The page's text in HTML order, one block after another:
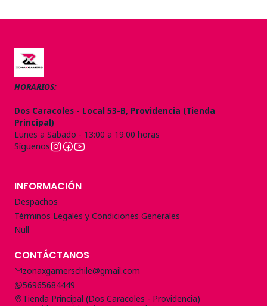
HORARIOS:
Dos Caracoles - Local 53-B, Providencia (Tienda
Principal)
Lunes a Sabado - 13:00 a 19:00 horas
Síguenos
INFORMACIÓN
Despachos
Términos Legales y Condiciones Generales
Null
CONTÁCTANOS
zonaxgamerschile@gmail.com
56965684449
Tienda Principal (Dos Caracoles - Providencia)